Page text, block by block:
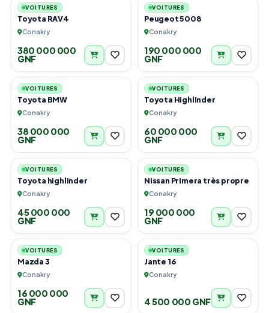
VOITURES
Toyota RAV4
Conakry
380 000 000
GNF
VOITURES
Peugeot 5008
Conakry
190 000 000
GNF
6
VOITURES
Toyota BMW
Conakry
38 000 000
GNF
6
VOITURES
Toyota Highlinder
Conakry
60 000 000
GNF
6
VOITURES
Toyota highlinder
Conakry
45 000 000
GNF
6
VOITURES
Nissan Primera très propre
Conakry
19 000 000
GNF
6
VOITURES
Mazda 3
Conakry
16 000 000
GNF
4
VOITURES
Jante 16
Conakry
4 500 000 GNF
6 6